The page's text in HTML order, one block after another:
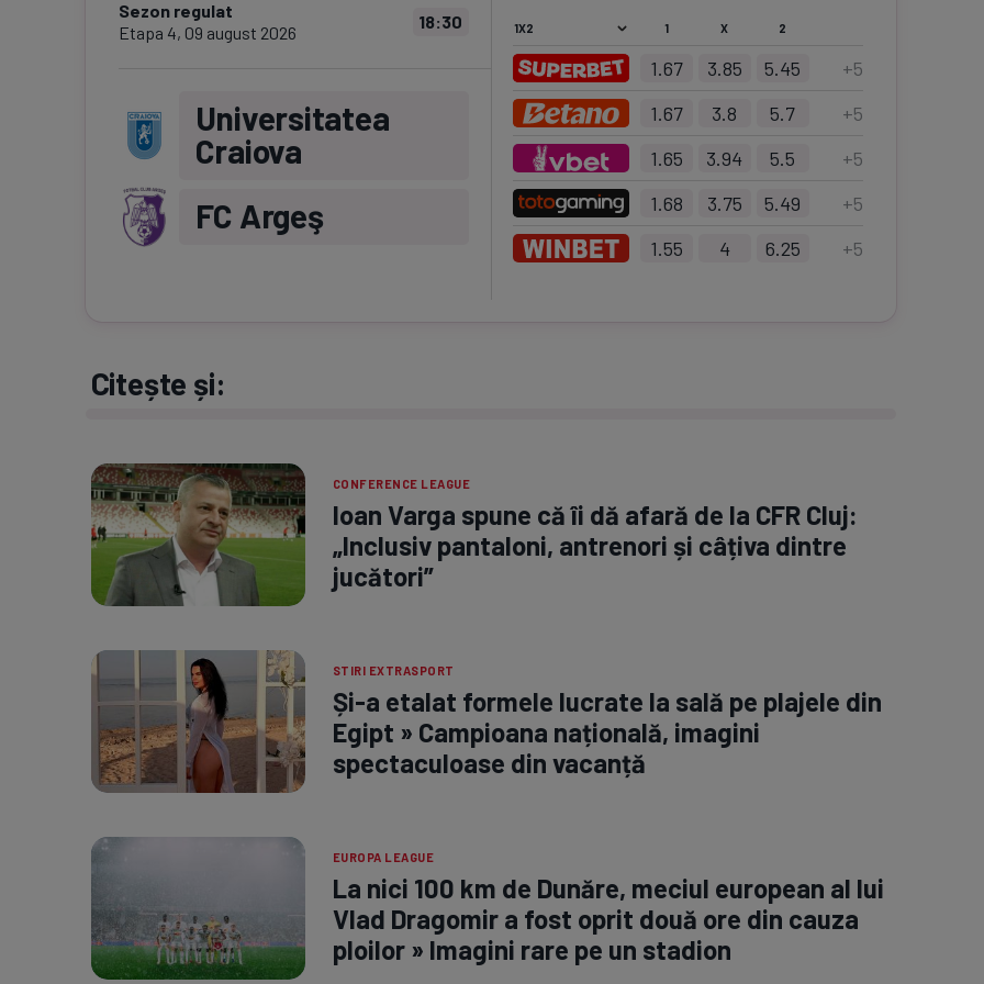
Sezon regulat
Etapa 4, 09 august 2026
18:30
Universitatea
Craiova
FC Argeş
1 X 2
1.67 3.85 5.45 +5
1.67
3.8 5.7 +5
1.65
3.94 5.5 +5
1.68
3.75 5.49 +5
1.55
4 6.25 +5
Citește și:
CONFERENCE LEAGUE
Ioan Varga spune că îi dă afară de la CFR Cluj:
„Inclusiv pantaloni, antrenori și câțiva dintre
jucători”
STIRI EXTRASPORT
Și-a etalat formele lucrate la sală pe plajele din
Egipt » Campioana națională, imagini
spectaculoase din vacanță
EUROPA LEAGUE
La nici 100 km de Dunăre, meciul european al lui
Vlad Dragomir a fost oprit două ore din cauza
ploilor » Imagini rare pe un stadion